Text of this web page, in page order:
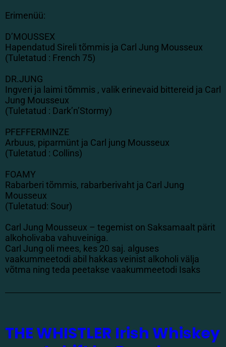
Erimenüü:
D’MOUSSEX
Hapendatud Sireli tõmmis ja Carl Jung Mousseux
(Tuletatud : French 75)
DR.JUNG
Ingveri ja laimi tõmmis , valik erinevaid bittereid ja Carl
Jung Mousseux
(Tuletatud : Dark’n’Stormy)
PFEFFERMINZE
Arbuus, piparmünt ja Carl jung Mousseux
(Tuletatud : Collins)
FOAMY
Rabarberi tõmmis, rabarberivaht ja Carl Jung
Mousseux
(Tuletatud: Sour)
Carl Jung Mousseux – tegemist on Saksamaalt pärit
alkoholivaba vahuveiniga.
Carl Jung oli mees, kes 20 saj. alguses
vaakummeetodi abil hakkas veinist alkoholi välja
võtma ning teda peetakse vaakummeetodi Isaks
THE WHISTLER Irish Whiskey